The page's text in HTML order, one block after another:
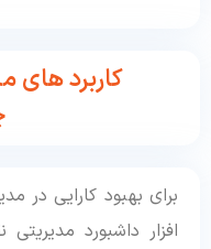
کاربرد های
برای بهبود کارایی در
افزار داشبورد